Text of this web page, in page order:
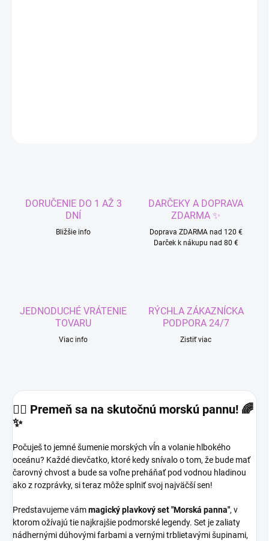
DORUČENIE DO 1 AŽ 3
DNÍ
Bližšie info
DARČEKY A DOPRAVA
ZDARMA ✨
Doprava ZDARMA nad 120 €
Darček k nákupu nad 80 €
JEDNODUCHÉ VRÁTENIE
TOVARU
Viac info
RÝCHLA ZÁKAZNÍCKA
PODPORA 24/7
Zistiť viac
🧜‍♀️ Premeň sa na skutočnú morskú pannu! 🌈
✨
Počuješ to jemné šumenie morských vĺn a volanie hlbokého
oceánu? Každé dievčatko, ktoré kedy snívalo o tom, že bude mať
čarovný chvost a bude sa voľne preháňať pod vodnou hladinou
ako z rozprávky, si teraz môže splniť svoj najväčší sen!
Predstavujeme vámmagický plavkový set "Morská panna", v
ktorom ožívajú tie najkrajšie podmorské legendy. Set je zaliaty
nádhernými dúhovými farbami a vernými trblietavými šupinami,